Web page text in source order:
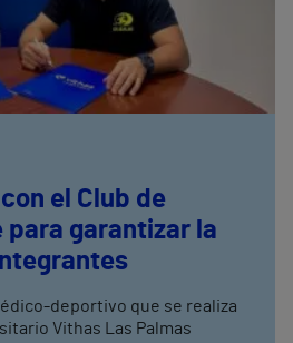
el Club de
para garantizar la
deportivo que se realiza
Vithas Las Palmas